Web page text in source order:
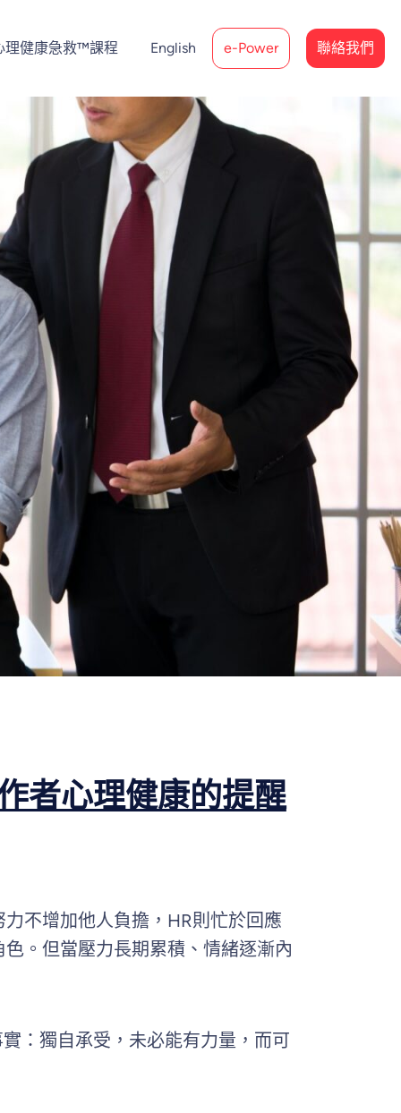
理健康急救™課程 English e-Power 聯絡我們
者心理健康的提醒
不增加他人負擔，HR則忙於回應
。但當壓力長期累積、情緒逐漸內
：獨自承受，未必能有力量，而可